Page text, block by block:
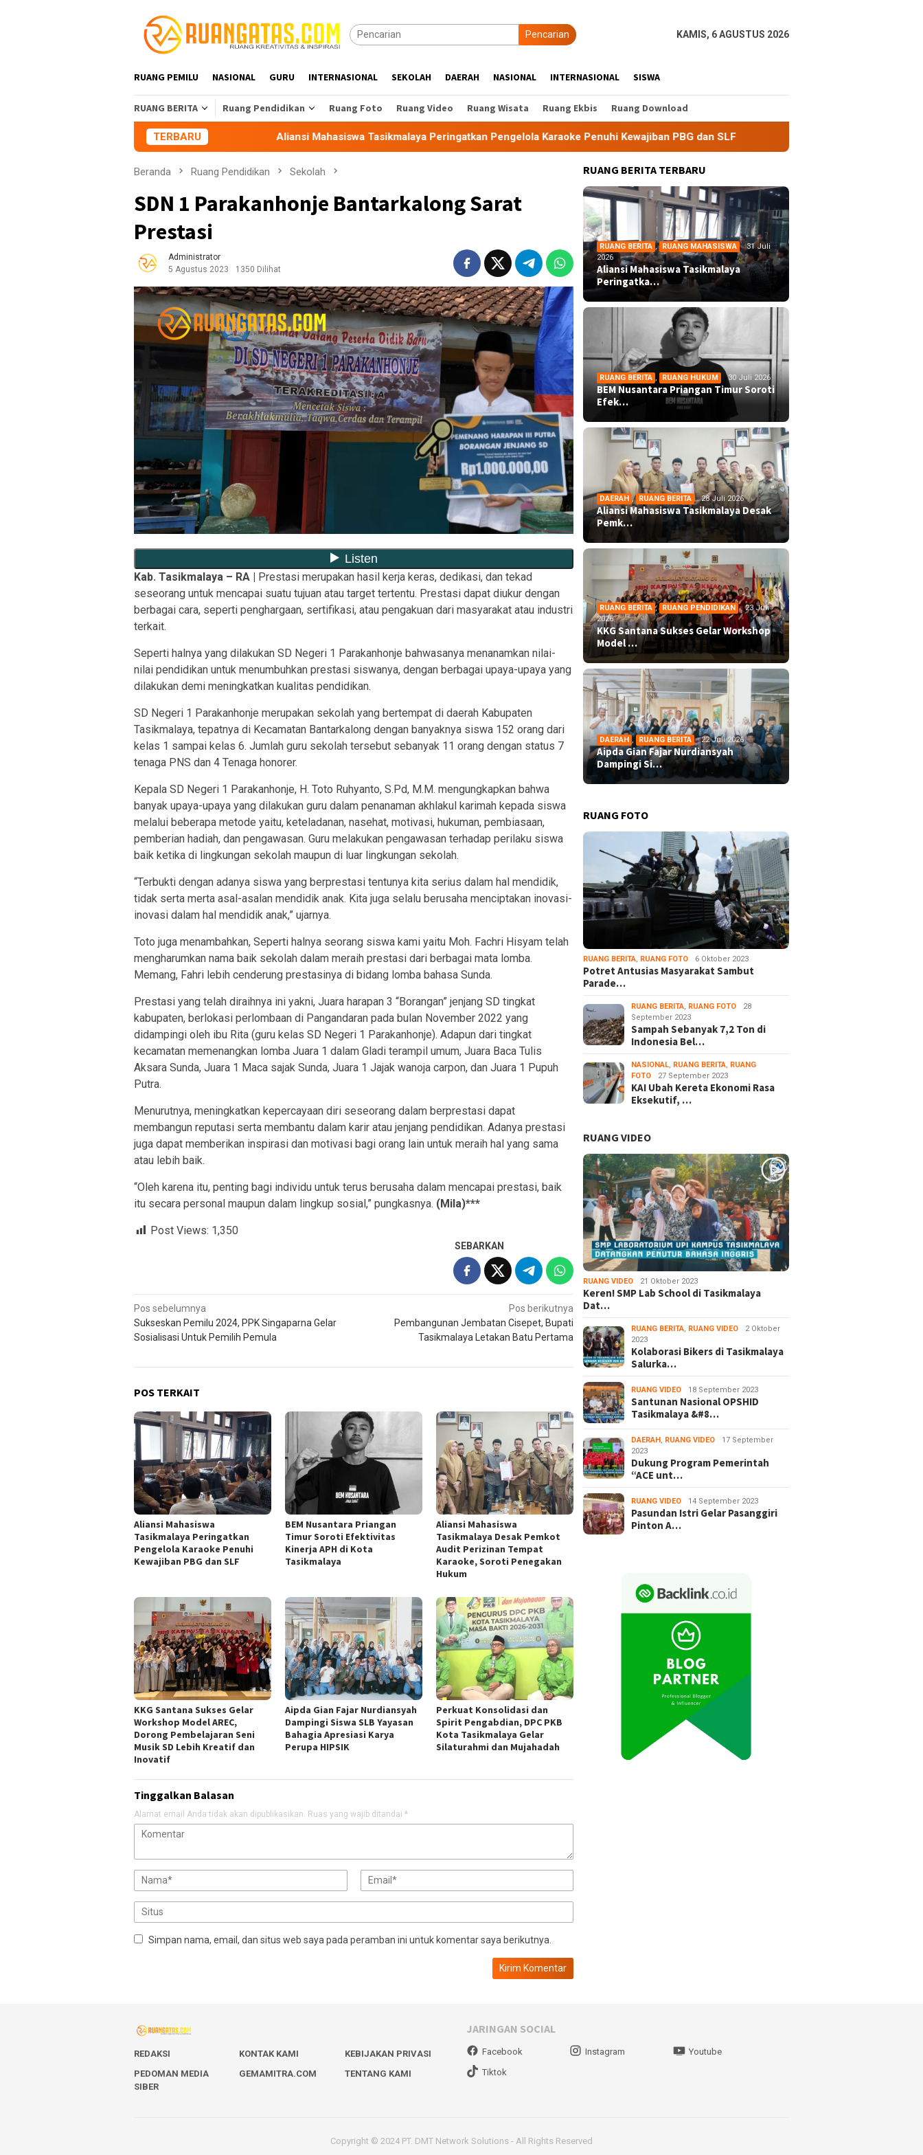
Pencarian KAMIS, 6 AGUSTUS 2026
RUANG PEMILU NASIONAL GURU INTERNASIONAL SEKOLAH DAERAH NASIONAL INTERNASIONAL SISWA
RUANG BERITA Ruang Pendidikan Ruang Foto Ruang Video Ruang Wisata Ruang Ekbis Ruang Download
TERBARUAliansi Mahasiswa Tasikmalaya Peringatkan Pengelola Karaoke Penuhi Kewajiban PBG dan SLF BEM Nusantara Priangan Timur Soroti
Beranda Ruang Pendidikan Sekolah
SDN 1 Parakanhonje Bantarkalong Sarat
Prestasi
Administrator
5 Agustus 2023
1350 Dilihat
Kab. Tasikmalaya – RA |
Prestasi merupakan hasil kerja keras, dedikasi, dan tekad
seseorang untuk mencapai suatu tujuan atau target tertentu. Prestasi dapat diukur dengan
berbagai cara, seperti penghargaan, sertifikasi, atau pengakuan dari masyarakat atau industri
terkait.
Seperti halnya yang dilakukan SD Negeri 1 Parakanhonje bahwasanya menanamkan nilai-
nilai pendidikan untuk menumbuhkan prestasi siswanya, dengan berbagai upaya-upaya yang
dilakukan demi meningkatkan kualitas pendidikan.
SD Negeri 1 Parakanhonje merupakan sekolah yang bertempat di daerah Kabupaten
Tasikmalaya, tepatnya di Kecamatan Bantarkalong dengan banyaknya siswa 152 orang dari
kelas 1 sampai kelas 6. Jumlah guru sekolah tersebut sebanyak 11 orang dengan status 7
tenaga PNS dan 4 Tenaga honorer.
Kepala SD Negeri 1 Parakanhonje, H. Toto Ruhyanto, S.Pd, M.M. mengungkapkan bahwa
banyak upaya-upaya yang dilakukan guru dalam penanaman akhlakul karimah kepada siswa
melalui beberapa metode yaitu, keteladanan, nasehat, motivasi, hukuman, pembiasaan,
pemberian hadiah, dan pengawasan. Guru melakukan pengawasan terhadap perilaku siswa
baik ketika di lingkungan sekolah maupun di luar lingkungan sekolah.
“Terbukti dengan adanya siswa yang berprestasi tentunya kita serius dalam hal mendidik,
tidak serta merta asal-asalan mendidik anak. Kita juga selalu berusaha menciptakan inovasi-
inovasi dalam hal mendidik anak,” ujarnya.
Toto juga menambahkan, Seperti halnya seorang siswa kami yaitu Moh. Fachri Hisyam telah
mengharumkan nama baik sekolah dalam meraih prestasi dari berbagai mata lomba.
Memang, Fahri lebih cenderung prestasinya di bidang lomba bahasa Sunda.
Prestasi yang telah diraihnya ini yakni, Juara harapan 3 “Borangan” jenjang SD tingkat
kabupaten, berlokasi perlombaan di Pangandaran pada bulan November 2022 yang
didampingi oleh ibu Rita (guru kelas SD Negeri 1 Parakanhonje). Adapun dari tingkat
kecamatan memenangkan lomba Juara 1 dalam Gladi terampil umum, Juara Baca Tulis
Aksara Sunda, Juara 1 Maca sajak Sunda, Juara 1 Jajak wanoja carpon, dan Juara 1 Pupuh
Putra.
Menurutnya, meningkatkan kepercayaan diri seseorang dalam berprestasi dapat
membangun reputasi serta membantu dalam karir atau jenjang pendidikan. Adanya prestasi
juga dapat memberikan inspirasi dan motivasi bagi orang lain untuk meraih hal yang sama
atau lebih baik.
“Oleh karena itu, penting bagi individu untuk terus berusaha dalam mencapai prestasi, baik
itu secara personal maupun dalam lingkup sosial,” pungkasnya. (Mila)***
Post Views: 1,350
SEBARKAN
Navigasi
pos
Pos sebelumnya
Sukseskan Pemilu 2024, PPK Singaparna Gelar
Sosialisasi Untuk Pemilih Pemula
Pos berikutnya
Pembangunan Jembatan Cisepet, Bupati
Tasikmalaya Letakan Batu Pertama
POS TERKAIT
Aliansi Mahasiswa
Tasikmalaya Peringatkan
Pengelola Karaoke Penuhi
Kewajiban PBG dan SLF
BEM Nusantara Priangan
Timur Soroti Efektivitas
Kinerja APH di Kota
Tasikmalaya
Aliansi Mahasiswa
Tasikmalaya Desak Pemkot
Audit Perizinan Tempat
Karaoke, Soroti Penegakan
Hukum
KKG Santana Sukses Gelar
Workshop Model AREC,
Dorong Pembelajaran Seni
Musik SD Lebih Kreatif dan
Inovatif
Aipda Gian Fajar Nurdiansyah
Dampingi Siswa SLB Yayasan
Bahagia Apresiasi Karya
Perupa HIPSIK
Perkuat Konsolidasi dan
Spirit Pengabdian, DPC PKB
Kota Tasikmalaya Gelar
Silaturahmi dan Mujahadah
Tinggalkan Balasan
Alamat email Anda tidak akan dipublikasikan. Ruas yang wajib ditandai *
Simpan nama, email, dan situs web saya pada peramban ini untuk komentar saya berikutnya.
RUANG BERITA TERBARU
RUANG BERITA , RUANG MAHASISWA
31 Juli
2026
Aliansi Mahasiswa Tasikmalaya
Peringatka…
RUANG BERITA , RUANG HUKUM 30 Juli 2026
BEM Nusantara Priangan Timur Soroti
Efek…
DAERAH , RUANG BERITA 28 Juli 2026
Aliansi Mahasiswa Tasikmalaya Desak
Pemk…
RUANG BERITA , RUANG PENDIDIKAN
23 Juli
2026
KKG Santana Sukses Gelar Workshop
Model …
DAERAH , RUANG BERITA 22 Juli 2026
Aipda Gian Fajar Nurdiansyah
Dampingi Si…
RUANG FOTO
RUANG BERITA, RUANG FOTO 6 Oktober 2023
Potret Antusias Masyarakat Sambut
Parade…
RUANG BERITA, RUANG FOTO
28
September 2023
Sampah Sebanyak 7,2 Ton di
Indonesia Bel…
NASIONAL, RUANG BERITA, RUANG
FOTO
27 September 2023
KAI Ubah Kereta Ekonomi Rasa
Eksekutif, …
RUANG VIDEO
RUANG VIDEO 21 Oktober 2023
Keren! SMP Lab School di Tasikmalaya
Dat…
RUANG BERITA, RUANG VIDEO
2 Oktober
2023
Kolaborasi Bikers di Tasikmalaya
Salurka…
RUANG VIDEO 18 September 2023
Santunan Nasional OPSHID
Tasikmalaya &#8…
DAERAH , RUANG VIDEO
17 September
2023
Dukung Program Pemerintah
“ACE unt…
RUANG VIDEO 14 September 2023
Pasundan Istri Gelar Pasanggiri
Pinton A…
REDAKSI KONTAK KAMI
KEBIJAKAN PRIVASI
PEDOMAN MEDIA
SIBER
GEMAMITRA.COM TENTANG KAMI
JARINGAN SOCIAL
Facebook Instagram
Youtube
Tiktok
Copyright © 2024 PT. DMT Network Solutions - All Rights Reserved